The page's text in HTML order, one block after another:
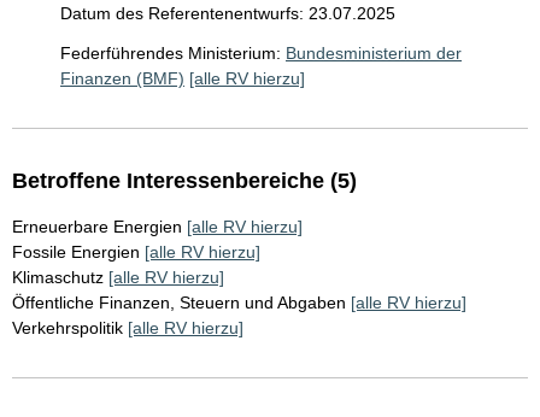
Datum des Referentenentwurfs: 23.07.2025
Federführendes Ministerium: Bundesministerium der
Finanzen (BMF) [alle RV hierzu]
Betroffene Interessenbereiche (5)
Erneuerbare Energien [alle RV hierzu]
Fossile Energien [alle RV hierzu]
Klimaschutz [alle RV hierzu]
Öffentliche Finanzen, Steuern und Abgaben [alle RV hierzu]
Verkehrspolitik [alle RV hierzu]